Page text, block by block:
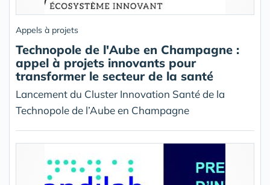
Appels à projets
Technopole de l'Aube en Champagne :
appel à projets innovants pour
transformer le secteur de la santé
Lancement du Cluster Innovation Santé de la
Technopole de l’Aube en Champagne